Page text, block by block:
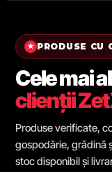
★ PRODUSE CU
Cele mai
clienții
Produse verificate,
gospodărie, grădină
stoc disponibil și